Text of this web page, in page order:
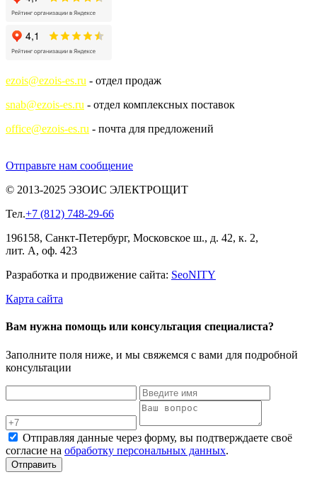
ezois@ezois-es.ru - отдел продаж
snab@ezois-es.ru - отдел комплексных поставок
office@ezois-es.ru - почта для предложений
Отправьте нам сообщение
© 2013-2025 ЭЗОИС ЭЛЕКТРОЩИТ
Тел.+7 (812) 748-29-66
196158, Санкт-Петербург, Московское ш., д. 42, к. 2,
лит. А, оф. 423
Разработка и продвижение сайта: SeoNITY
Карта сайта
Вам нужна помощь или консультация специалиста?
Заполните поля ниже, и мы свяжемся с вами для подробной
консультации
Отправляя данные через форму, вы подтверждаете своё
согласие на обработку персональных данных.
Отправить